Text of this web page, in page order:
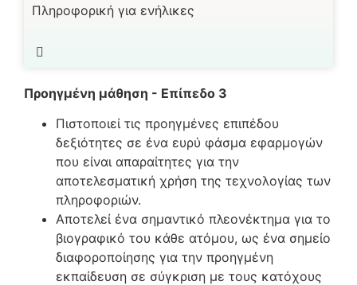
Πληροφορική για ενήλικες
Προηγμένη μάθηση - Επίπεδο 3
Πιστοποιεί τις προηγμένες επιπέδου
δεξιότητες σε ένα ευρύ φάσμα εφαρμογών
που είναι απαραίτητες για την
αποτελεσματική χρήση της τεχνολογίας των
πληροφοριών.
Aποτελεί ένα σημαντικό πλεονέκτημα για το
βιογραφικό του κάθε ατόμου, ως ένα σημείο
διαφοροποίησης για την προηγμένη
εκπαίδευση σε σύγκριση με τους κατόχους